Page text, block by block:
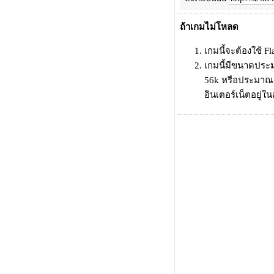
ถ้าเกมไม่โหลด
เกมนี้จะต้องใช้
เกมนี้มีขนาดประ
56k หรือประมาณ
อินเตอร์เน็ตอยู่ใ